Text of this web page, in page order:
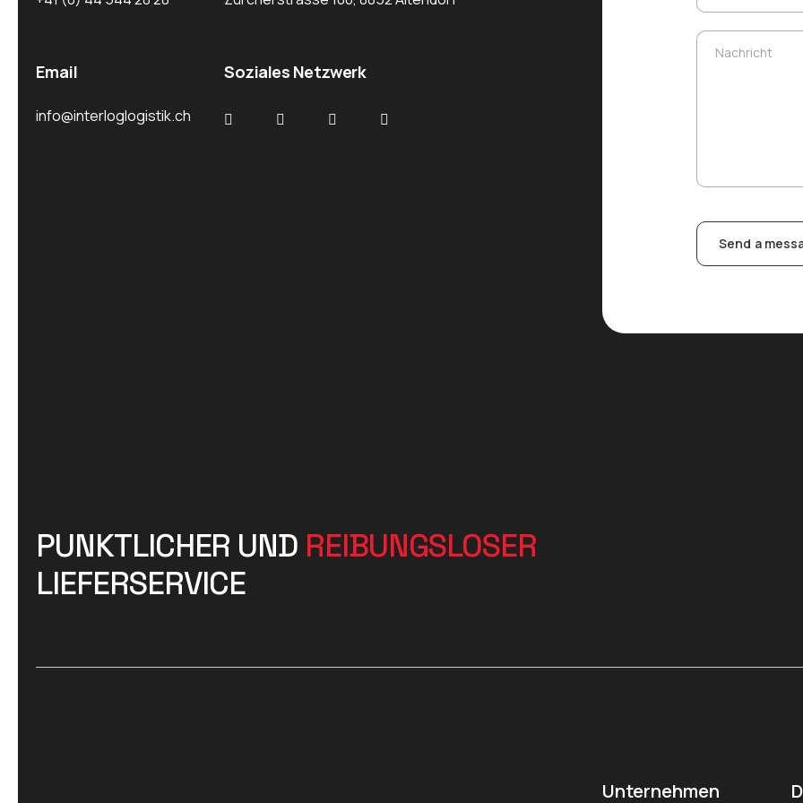
Email
info@interloglogistik.ch
Soziales Netzwerk
Nachricht
Send a
PUNKTLICHER UND REIBUNGSLOSER
LIEFERSERVICE
Unternehmen